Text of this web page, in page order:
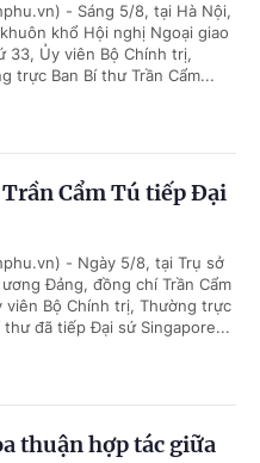
- Sáng 5/8, tại Hà Nội,
khổ Hội nghị Ngoại giao
33, Ủy viên Bộ Chính trị,
trực Ban Bí thư Trần Cẩm...
Cẩm Tú tiếp Đại
- Ngày 5/8, tại Trụ sở
Đảng, đồng chí Trần Cẩm
viên Bộ Chính trị, Thường trực
thư đã tiếp Đại sứ Singapore...
thuận hợp tác giữa